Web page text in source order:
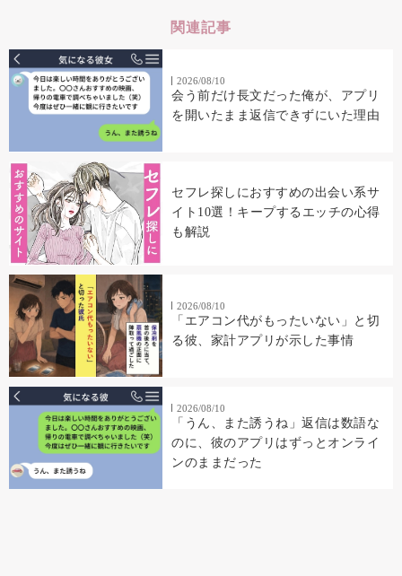
関連記事
2026/08/10
会う前だけ長文だった俺が、アプリ
を開いたまま返信できずにいた理由
セフレ探しにおすすめの出会い系サ
イト10選！キープするエッチの心得
も解説
2026/08/10
「エアコン代がもったいない」と切
る彼、家計アプリが示した事情
2026/08/10
「うん、また誘うね」返信は数語な
のに、彼のアプリはずっとオンライ
ンのままだった